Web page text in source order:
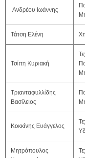
Ανδρέου Ιωάννης
Τάτση Ελένη
Τσίπη Κυριακή
Τριανταφυλλίδης
Βασίλειος
Κοκκίνης Ευάγγελος
Μητρόπουλος